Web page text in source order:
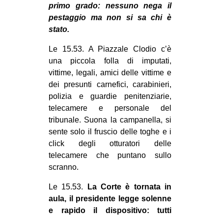
GENERI
MIGRAZIONI
STUDENTI
CULTURE
ARTE
MANIFESTI
MUSICA
INTERNAZIONALE
AFRICA
primo grado: nessuno nega il
pestaggio ma non si sa chi è
stato.
Le 15.53. A Piazzale Clodio c’è
una piccola folla di imputati,
vittime, legali, amici delle vittime e
dei presunti carnefici, carabinieri,
polizia e guardie penitenziarie,
telecamere e personale del
tribunale. Suona la campanella, si
sente solo il fruscio delle toghe e i
click degli otturatori delle
telecamere che puntano sullo
scranno.
Le 15.53.
La Corte è tornata in
aula, il presidente legge solenne
e rapido il dispositivo: tutti